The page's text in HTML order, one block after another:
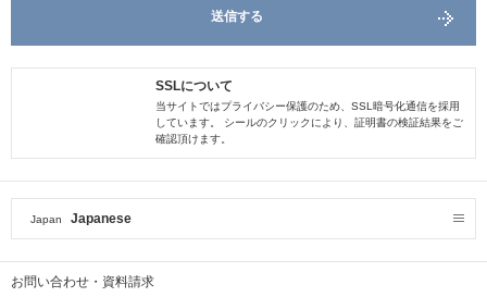
送信する
SSLについて
当サイトではプライバシー保護のため、SSL暗号化通信を採用
しています。 シールのクリックにより、証明書の検証結果をご
確認頂けます。
Japan Japanese
お問い合わせ・資料請求